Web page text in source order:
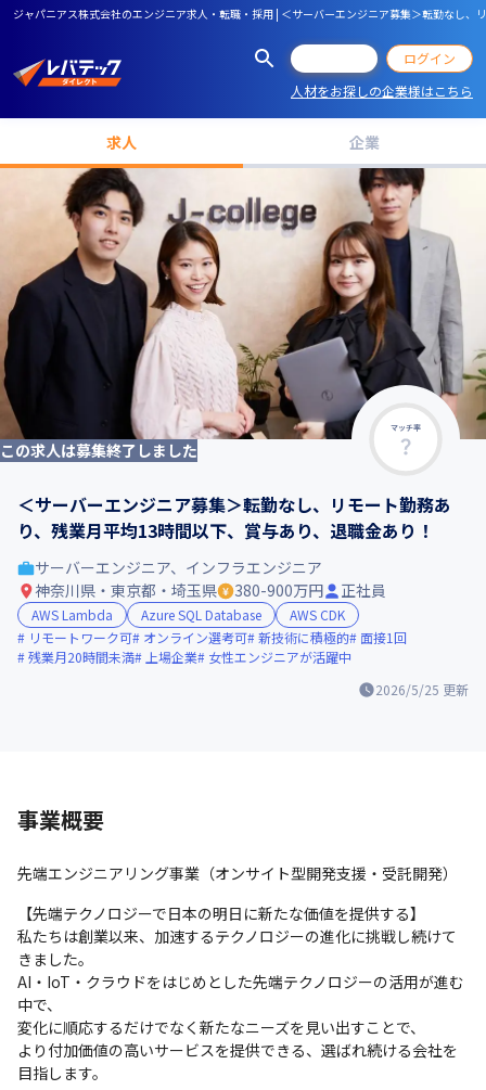
ジャパニアス株式会社のエンジニア求人・転職・採用 | ＜サーバーエンジニア募集＞転勤なし
ログイン
人材をお探しの企業様はこちら
求人 企業
マッチ率
この求人は募集終了しました
＜サーバーエンジニア募集＞転勤なし、リモート勤務あ
り、残業月平均13時間以下、賞与あり、退職金あり！
2026/5/25 更新
サーバーエンジニア、インフラエンジニア
神奈川県・東京都・埼玉県
380-900万円 正社員
AWS Lambda Azure SQL Database
AWS CDK
リモートワーク可
オンライン選考可 新技術に積極的
面接1回
残業月20時間未満
上場企業 女性エンジニアが活躍中
事業概要
先端エンジニアリング事業（オンサイト型開発支援・受託開発）
【先端テクノロジーで日本の明日に新たな価値を提供する】
私たちは創業以来、加速するテクノロジーの進化に挑戦し続けて
きました。
AI・IoT・クラウドをはじめとした先端テクノロジーの活用が進む
中で、
変化に順応するだけでなく新たなニーズを見い出すことで、
より付加価値の高いサービスを提供できる、選ばれ続ける会社を
目指します。